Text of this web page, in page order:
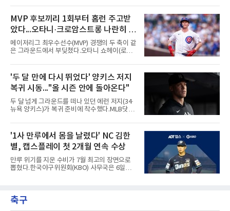
리를 맞혔다. 토레스와 시애틀 포수 칼 롤리가 말
을 주고받자 AJ 힌치 디
론은 루키리그 2경기를 거쳐 트리플A 버펄로 바
이슨스로 승격한 뒤 연일 뜨거운 타격감을 보이
고 있다.수치가 압도적이다. 트리플A 15경기에
서 타율 0.407(54타수 22안타), 2홈런, 10타점,
8도루를 기록 중이며 OPS는 1.151에 이른다.
15경기 중 14경기에서 안타를 만들었고 최근 7
경기 연속 안타도 이어갔다.6일(한국시간) 노퍽
을 놓았고, 버펄로는 이 회에만 5점을 뽑아 7-6
역전승을 거뒀다.한국에서의 성적도
MVP 후보끼리 1회부터 홈런 주고받
았다...오타니·크로암스트롱 나란히 홈
런 맞불
메이저리그 최우수선수(MVP) 경쟁의 두 축이 같
은 그라운드에서 부딪쳤다.오타니 쇼헤이(로스
컵스)은 6일(한국시간) 미국 시카고 리글리필드
에서 나란히 홈런 두 방씩을 주고받았다.첫 회부
터 불이 붙었다. 1회초 선두타자 오타니가 컵스
선발 이마나가 쇼타를 상대로 우월 솔로 홈런을
뽑자, 1회말 크로암스트롱이 다저스 선발 에릭
라워를 상대로 중월 솔로 홈런으로 응수했다. 최
근 50년간 리글리필드에서 1회 양 팀 선두타자
10위 이내 선수끼리 이런 공방을 벌인 사례는 처
음이다.흐름은 크로암스트롱
'두 달 만에 다시 뛰었다' 양키스 저지
복귀 시동..."올 시즌 안에 돌아온다"
두 달 넘게 그라운드를 떠나 있던 에런 저지(34·
뉴욕 양키스)가 복귀 준비에 착수했다.MLB닷컴
뒤 야외 달리기와 상체 저항 운동으로 훈련 강도
를 높여도 된다는 허가를 받았다고 전했다.저지
는 이날 뉴욕 양키스타디움에서 열린 세인트루
이스 카디널스전을 앞두고 야구 장비를 착용한
채 스트레칭과 조깅, 저항 밴드 훈련을 소화했
다. 아메리칸리그 최우수선수(MVP) 3회 수상자
인 그가 부상 이후 야외 달리기에 나선 것은 처음
는 것이 계획이었고 올해를 접겠다고 생각한 적
은 없다고 말했다.이탈은
'1사 만루에서 몸을 날렸다' NC 김한
별, 캡스플레이 첫 2개월 연속 수상
만루 위기를 지운 수비가 7월 최고의 장면으로
뽑혔다.한국야구위원회(KBO) 사무국은 6일
이 상 제정 이래 첫 사례다.ADT캡스가 KBO와
함께 시상하는 이 상은 공식 기록위원이 승리 확
축구